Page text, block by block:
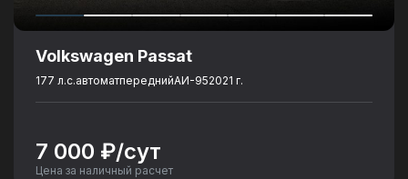
Volkswagen Passat
177 л.с.автоматпереднийАИ-952021 г.
7 000 ₽/сут
Цена за наличный расчет